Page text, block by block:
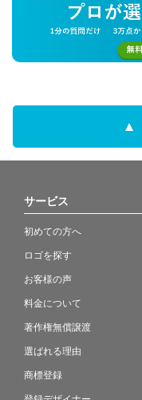
サービス
初めての方へ
ロゴを探す
お客様の声
料金について
著作権無償譲渡
選ばれる理由
商標登録